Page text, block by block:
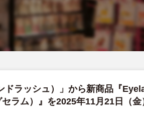
ラッシュ）」から新商品『
ラム）』を2025年11月21日（金